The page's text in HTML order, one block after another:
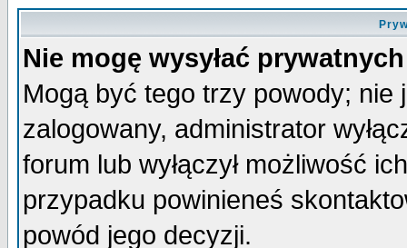
Nie mogę wysyłać
Mogą być tego trzy powody;
zalogowany, administrator
forum lub wyłączył możliwość
przypadku powinieneś
powód jego decyzji.